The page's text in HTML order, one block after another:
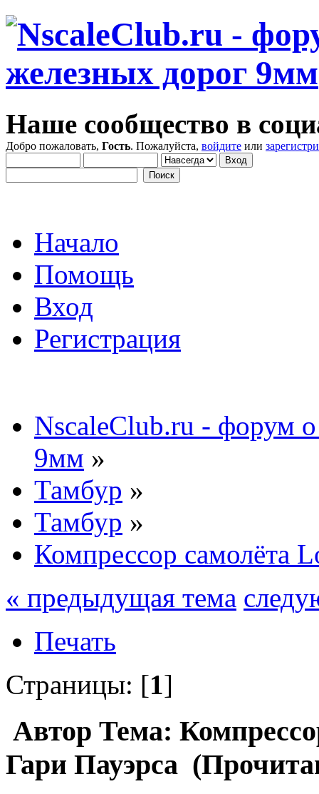
Наше сообщество в
Добро пожаловать, Гость. Пожалуйста, войдите или
Начало
Помощь
Вход
Регистрация
NscaleClub.ru - форум
9мм »
Тамбур »
Тамбур »
Компрессор самолёта
« предыдущая тема
Печать
Страницы: [1]
Автор Тема:
Гари Пауэрса